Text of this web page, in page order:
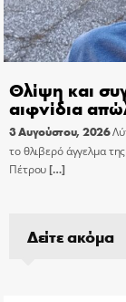
Θλίψη και
αιφνίδια
3 Αυγούστου, 2026
το θλιβερό άγγελμα
Πέτρου[…]
Δείτε ακόμα